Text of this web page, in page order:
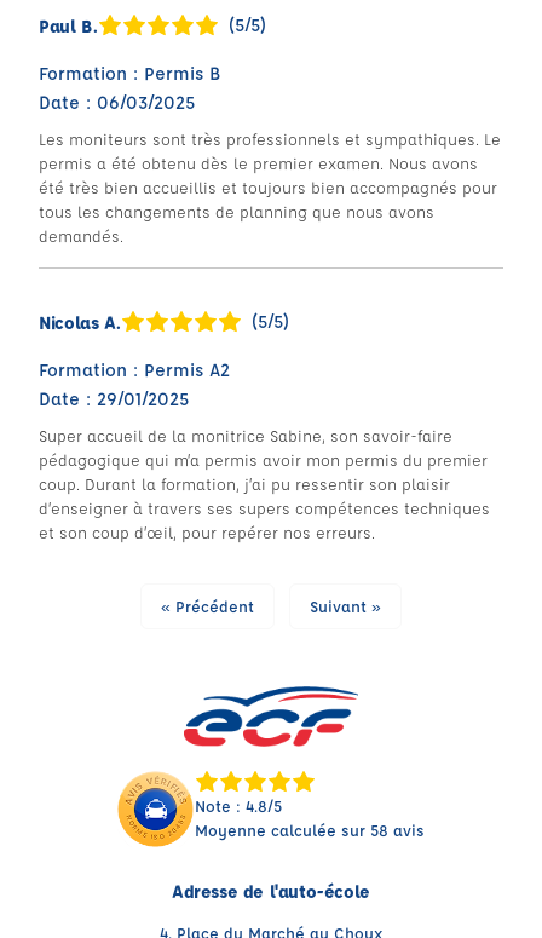
Paul B. (5/5)
Formation : Permis B
Date : 06/03/2025
Les moniteurs sont très professionnels et sympathiques. Le
permis a été obtenu dès le premier examen. Nous avons
été très bien accueillis et toujours bien accompagnés pour
tous les changements de planning que nous avons
demandés.
Nicolas A. (5/5)
Formation : Permis A2
Date : 29/01/2025
Super accueil de la monitrice Sabine, son savoir-faire
pédagogique qui m’a permis avoir mon permis du premier
coup. Durant la formation, j’ai pu ressentir son plaisir
d’enseigner à travers ses supers compétences techniques
et son coup d’œil, pour repérer nos erreurs.
« Précédent Suivant »
Note : 4.8/5
Moyenne calculée sur 58 avis
Adresse de l'auto-école
4, Place du Marché au Choux